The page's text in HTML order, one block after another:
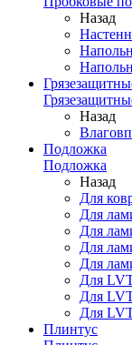
Назад
Назад
Подложка
Подложка
Назад
Для
Для
Для
Для
Для
Для
Для
Для
Плинтус